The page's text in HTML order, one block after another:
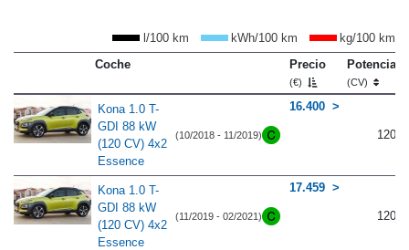
l/100 km kWh/100 km
kg/100 km
Coche
Precio
(€)
Potencia
(CV)
Kona 1.0 T-
GDI 88 kW
(120 CV) 4x2
Essence
(10/2018 - 11/2019)
16.400
120
Kona 1.0 T-
GDI 88 kW
(120 CV) 4x2
Essence
(11/2019 - 02/2021)
17.459
120